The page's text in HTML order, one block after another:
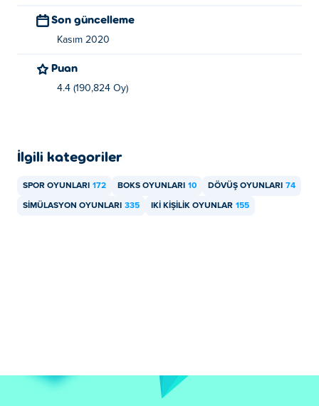
Son güncelleme
Kasım 2020
Puan
4.4 (190,824 Oy)
İlgili kategoriler
SPOR OYUNLARI 172 BOKS OYUNLARI 10 DÖVÜŞ OYUNLARI 74
SIMÜLASYON OYUNLARI 335 IKI KIŞILIK OYUNLAR 155